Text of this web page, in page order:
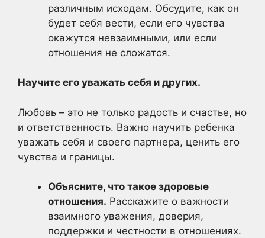
различным исходам. Обсудите, как он
будет себя вести, если его чувства
окажутся невзаимными, или если
отношения не сложатся.
Научите его уважать себя и других.
Любовь – это не только радость и счастье, но
и ответственность. Важно научить ребенка
уважать себя и своего партнера, ценить его
чувства и границы.
Объясните, что такое здоровые
отношения. Расскажите о важности
взаимного уважения, доверия,
поддержки и честности в отношениях.